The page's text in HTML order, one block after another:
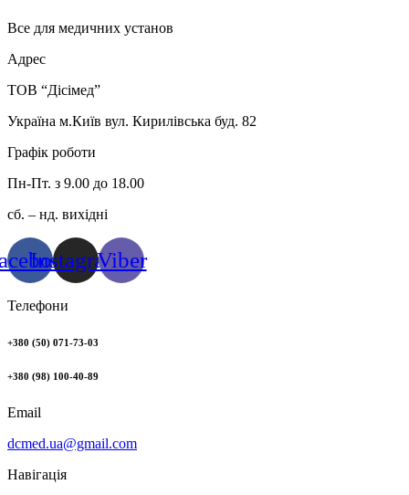
Все для медичних установ
Адрес
ТОВ “Дісімед”
Україна м.Київ вул. Кирилівська буд. 82
Графік роботи
Пн-Пт. з 9.00 до 18.00
сб. – нд. вихідні
InstagramViber
Телефони
+380 (50) 071-73-03
+380 (98) 100-40-89
Email
dcmed.ua@gmail.com
Навігація